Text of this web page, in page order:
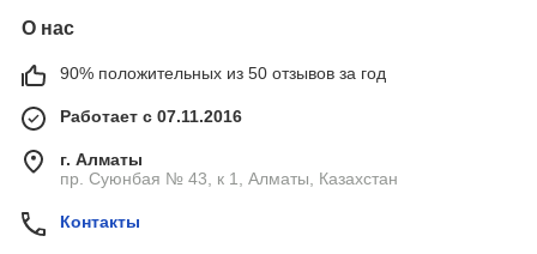
О нас
90% положительных из 50 отзывов за год
Работает с 07.11.2016
г. Алматы
пр. Суюнбая № 43, к 1, Алматы, Казахстан
Контакты